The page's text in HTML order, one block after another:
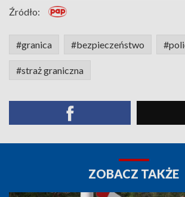
Źródło:
#granica #bezpieczeństwo
#straż graniczna
ZOBACZ TAKŻE